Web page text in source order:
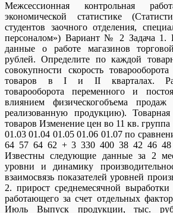
Межсессионная контрольная
экономической статистике
студентов заочного отделения,
персоналом») Вариант № 2 Задача 1.
данные о работе магазинов
рублей. Определите по каждой
совокупности скорость
товаров в I и II кварталах.
товарооборота переменного и
влиянием физическогобъема
реализованную продукцию).
товаров Изменение цен во 11 кв.
01.03 01.04 01.05 01.06 01.07 по
64 57 64 62 + 3 330 400 38 42 46 48
Известны следующие данные за 2
уровни и динамику
взаимосвязь показателей уровней
2. прирост среднемесячной
работающего за счет отдельных
Июль Выпуск продукции, тыс.